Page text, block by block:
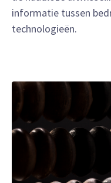
informatie tussen
technologieën.